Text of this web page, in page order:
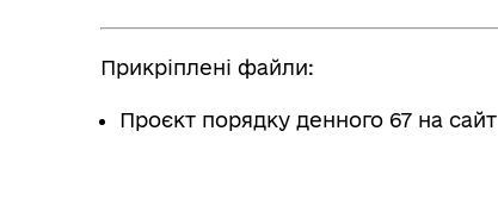
Прикріплені файли:
Проєкт порядку денного 67 на сайт